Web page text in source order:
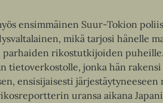
ensimmäinen Suur-Tokion
mikä tarjosi hänelle
parhaiden rikostutkijoiden
tietoverkostolle, jonka hän
ensisijaisesti
uransa aikana